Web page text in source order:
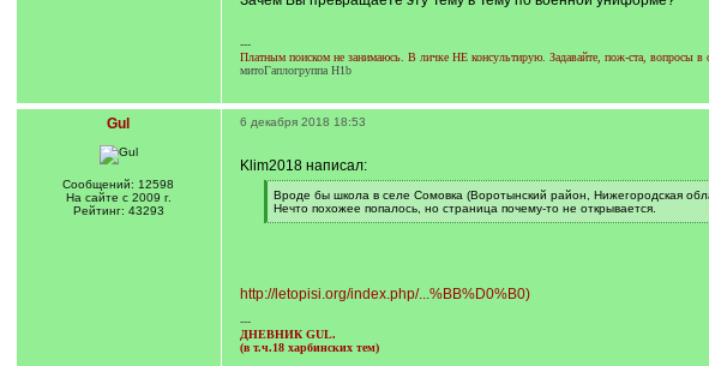
---
Платным поиском не занимаюсь. В личке НЕ консультирую. Задавайте, пож-ста, вопросы в
митоГаплогруппа H1b
Gul
Сообщений: 12598
На сайте с 2009 г.
Рейтинг: 43293
6 декабря 2018 18:53
Klim2018 написал:
[
q
]
Вроде бы школа в селе Сомовка (Воротынский район, Нижегородская
Нечто похожее попалось, но страница почему-то не открывается.
[
http://letopisi.org/index.php/...%BB%D0%B0)
---
ДНЕВНИК GUL.
(в т.ч.18 харбинских тем)